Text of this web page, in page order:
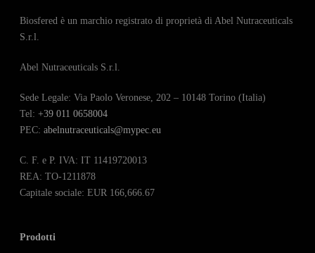
Biosfered è un marchio registrato di proprietà di Abel Nutraceuticals
S.r.l.
Abel Nutraceuticals S.r.l.
Sede Legale: Via Paolo Veronese, 202 – 10148 Torino (Italia)
Tel:+39 011 0658004
PEC:abelnutraceuticals@mypec.eu
C. F. e P. IVA: IT 11419720013
REA: TO-1211878
Capitale sociale: EUR 166,666.67
Prodotti